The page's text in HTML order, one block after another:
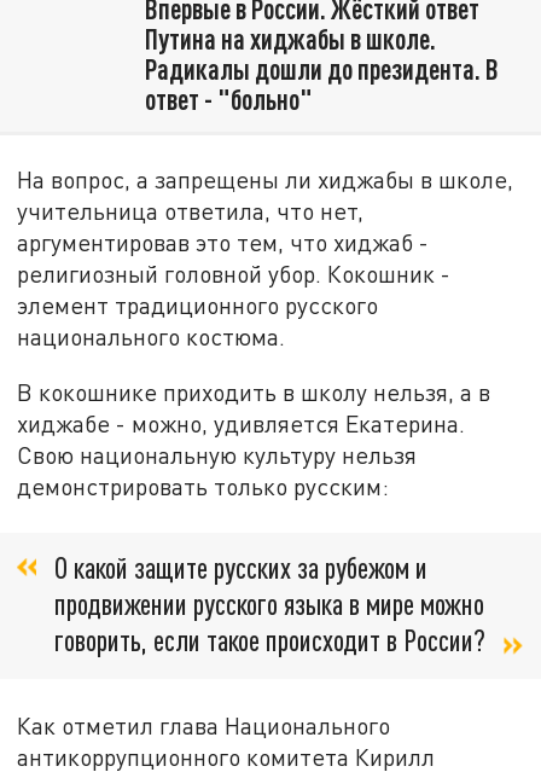
Впервые в России. Жёсткий ответ
Путина на хиджабы в школе.
Радикалы дошли до президента. В
ответ - "больно"
На вопрос, а запрещены ли хиджабы в школе,
учительница ответила, что нет,
аргументировав это тем, что хиджаб -
религиозный головной убор. Кокошник -
элемент традиционного русского
национального костюма.
В кокошнике приходить в школу нельзя, а в
хиджабе - можно, удивляется Екатерина.
Свою национальную культуру нельзя
демонстрировать только русским:
О какой защите русских за рубежом и
продвижении русского языка в мире можно
говорить, если такое происходит в России?
Как отметил глава Национального
антикоррупционного комитета Кирилл